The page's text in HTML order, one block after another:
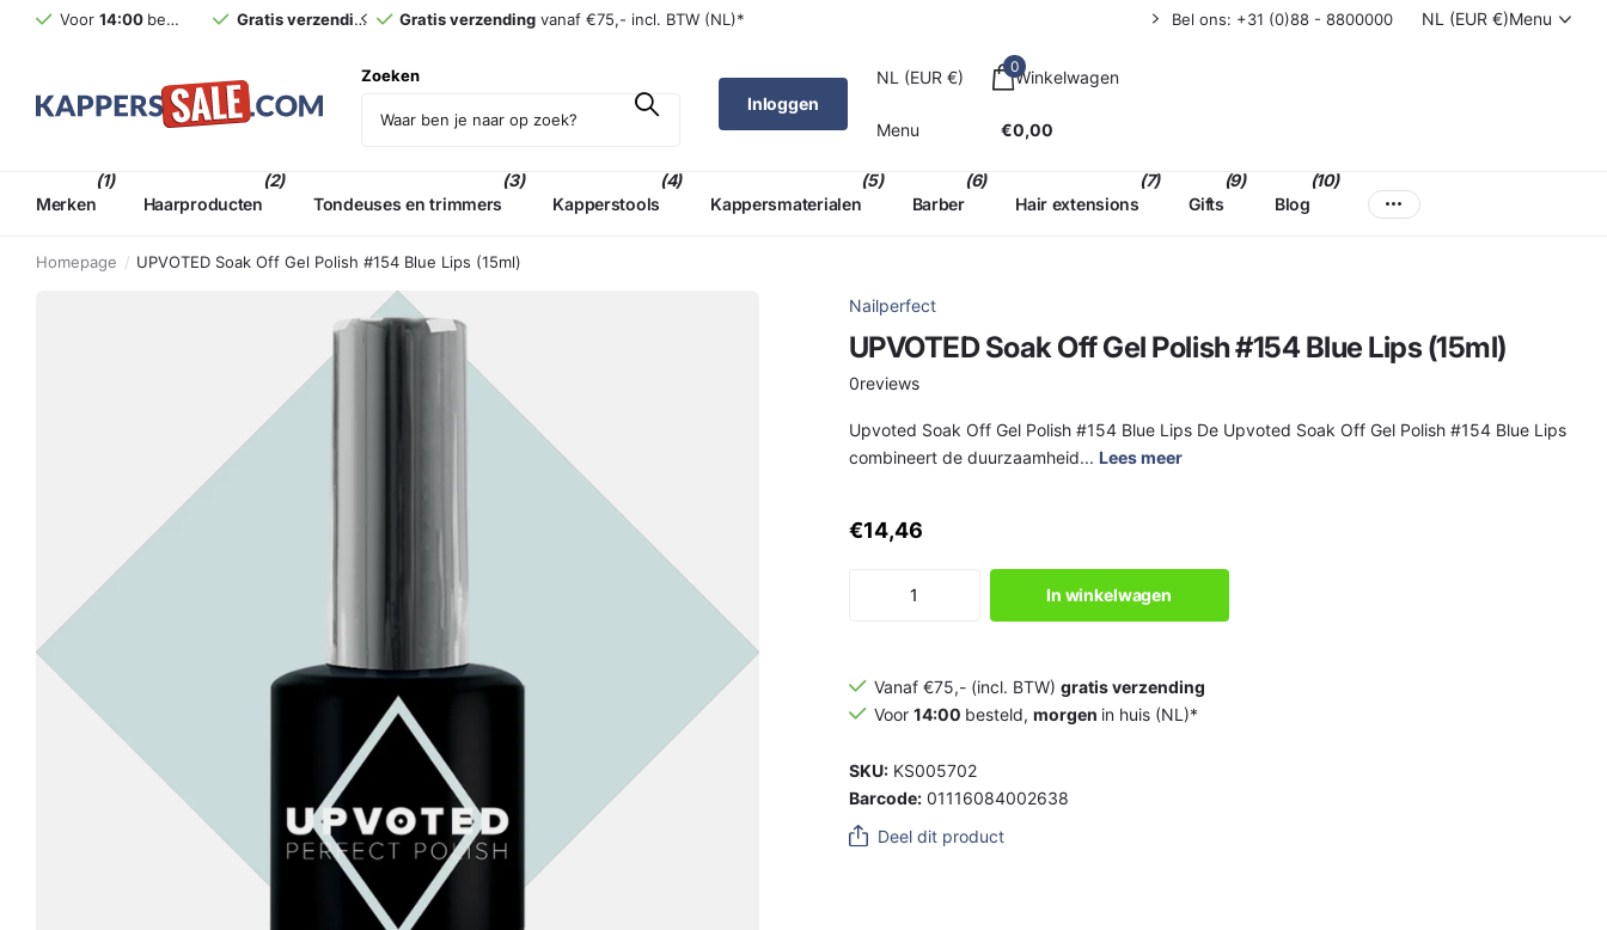
Voor 14:00 besteld, morgenin huis (NL)*
Gratis verzending vanaf €75,- incl. BTW (NL)*
Gratis verzending vanaf €75,- incl. BTW (NL)* Bel ons: +31 (0)88 - 8800000 NL (EUR €)Menu
Zoeken
Inloggen
NL (EUR €)
Menu
Winkelwagen
0
€0,00
Merken
(1)
Haarproducten
(2)
Tondeuses en trimmers
(3)
Kapperstools
(4)
Kappersmaterialen
(5)
Barber
(6)
Hair extensions
(7)
Gifts
(9)
Blog
(10)
Homepage UPVOTED Soak Off Gel Polish #154 Blue Lips (15ml)
Nailperfect
UPVOTED Soak Off Gel Polish #154 Blue Lips (15ml)
0reviews
Upvoted Soak Off Gel Polish #154 Blue Lips De Upvoted Soak Off Gel Polish #154 Blue Lips
combineert de duurzaamheid... Lees meer
€14,46
In winkelwagen
Vanaf €75,- (incl. BTW) gratis verzending
Voor 14:00 besteld, morgen in huis (NL)*
SKU:KS005702
Barcode:01116084002638
Deel dit product